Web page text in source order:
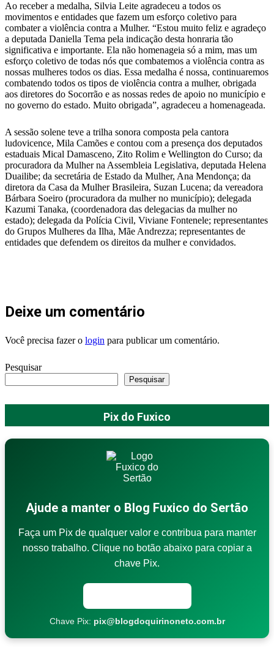
Ao receber a medalha, Silvia Leite agradeceu a todos os
movimentos e entidades que fazem um esforço coletivo para
combater a violência contra a Mulher. “Estou muito feliz e agradeço
a deputada Daniella Tema pela indicação desta honraria tão
significativa e importante. Ela não homenageia só a mim, mas um
esforço coletivo de todas nós que combatemos a violência contra as
nossas mulheres todos os dias. Essa medalha é nossa, continuaremos
combatendo todos os tipos de violência contra a mulher, obrigada
aos diretores do Socorrão e as nossas redes de apoio no município e
no governo do estado. Muito obrigada”, agradeceu a homenageada.
A sessão solene teve a trilha sonora composta pela cantora
ludovicence, Mila Camões e contou com a presença dos deputados
estaduais Mical Damasceno, Zito Rolim e Wellington do Curso; da
procuradora da Mulher na Assembleia Legislativa, deputada Helena
Duailibe; da secretária de Estado da Mulher, Ana Mendonça; da
diretora da Casa da Mulher Brasileira, Suzan Lucena; da vereadora
Bárbara Soeiro (procuradora da mulher no município); delegada
Kazumi Tanaka, (coordenadora das delegacias da mulher no
estado); delegada da Polícia Civil, Viviane Fontenele; representantes
do Grupos Mulheres da Ilha, Mãe Andrezza; representantes de
entidades que defendem os direitos da mulher e convidados.
Deixe um comentário
Você precisa fazer o login para publicar um comentário.
Pesquisar
Pesquisar
Pix do Fuxico
Ajude a manter o Blog Fuxico do Sertão
Faça um Pix de qualquer valor e contribua para manter
nosso trabalho. Clique no botão abaixo para copiar a
chave Pix.
Chave Pix: pix@blogdoquirinoneto.com.br